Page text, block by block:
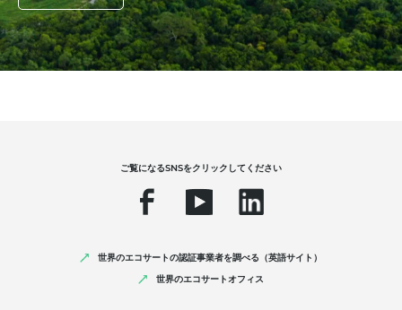
ご覧になるSNSをクリックしてください
世界のエコサートの認証事業者を調べる（英語サイト）
世界のエコサートオフィス